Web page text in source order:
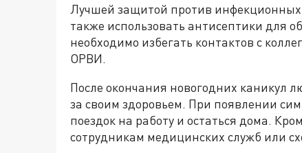
Лучшей защитой против
также использовать антисептики для
необходимо избегать контактов с
ОРВИ.
После окончания новогодних каникул
за своим здоровьем. При появлении
поездок на работу и остаться дома.
сотрудникам медицинских служб или